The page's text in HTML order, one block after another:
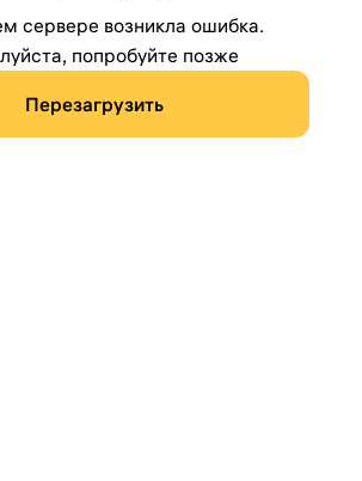
сервере возникла ошибка.
попробуйте позже
Перезагрузить